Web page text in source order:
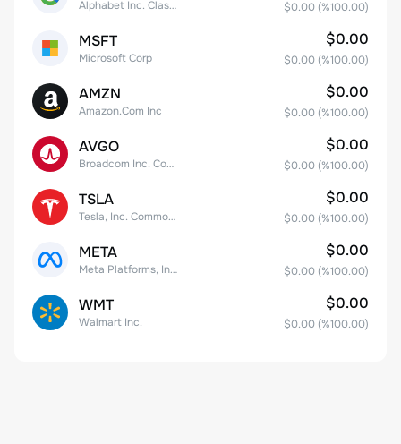
Alphabet Inc. Class C Capital Stock $0.00 (%100.00)
MSFT
Microsoft Corp
$0.00
$0.00 (%100.00)
AMZN
Amazon.Com Inc
$0.00
$0.00 (%100.00)
AVGO
Broadcom Inc. Common Stock
$0.00
$0.00 (%100.00)
TSLA
Tesla, Inc. Common Stock
$0.00
$0.00 (%100.00)
META
Meta Platforms, Inc. Class A Common Stock
$0.00
$0.00 (%100.00)
WMT
Walmart Inc.
$0.00
$0.00 (%100.00)